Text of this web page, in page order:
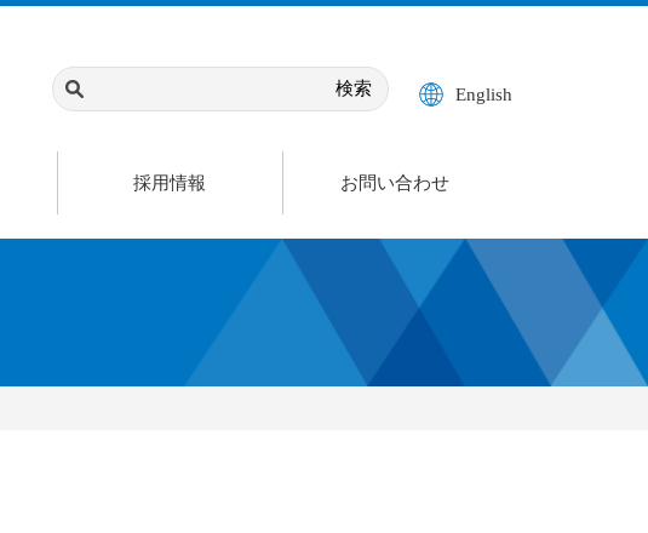
English
採用情報 お問い合わせ